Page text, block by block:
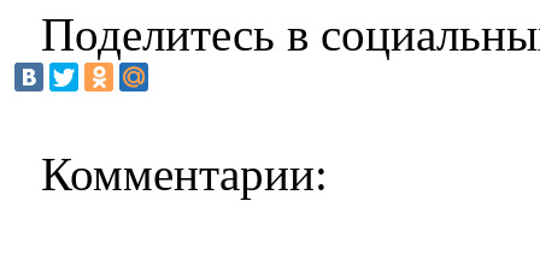
Поделитесь в
Комментарии: